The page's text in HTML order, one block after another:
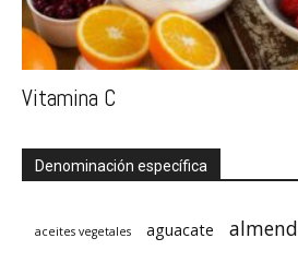
Vitamina C
Denominación específica
aceites vegetales aguacate